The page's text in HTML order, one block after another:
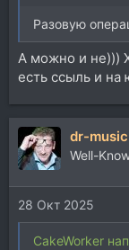
Разовую
А можно и не)))
есть ссыль и на
dr-music
Well-
28 Окт 2025
CakeWorker